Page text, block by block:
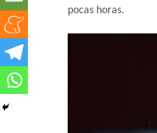
pocas horas.